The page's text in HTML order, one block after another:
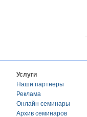
Услуги
Наши партнеры
Реклама
Онлайн семинары
Архив семинаров